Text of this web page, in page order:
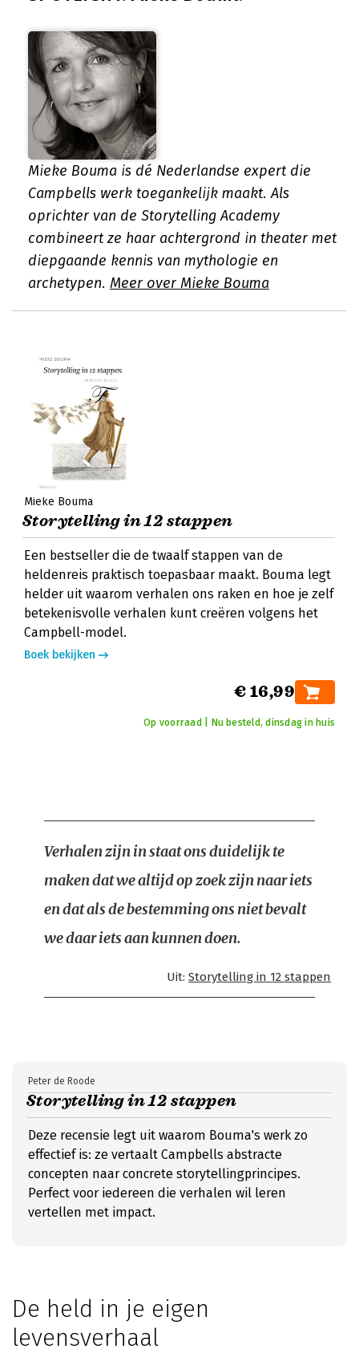
Mieke Bouma is dé Nederlandse expert die
Campbells werk toegankelijk maakt. Als
oprichter van de Storytelling Academy
combineert ze haar achtergrond in theater met
diepgaande kennis van mythologie en
archetypen. Meer over Mieke Bouma
Mieke Bouma
Storytelling in 12 stappen
Een bestseller die de twaalf stappen van de
heldenreis praktisch toepasbaar maakt. Bouma legt
helder uit waarom verhalen ons raken en hoe je zelf
betekenisvolle verhalen kunt creëren volgens het
Campbell-model.
Boek bekijken
€ 16,99
Op voorraad | Nu besteld, dinsdag in huis
Verhalen zijn in staat ons duidelijk te
maken dat we altijd op zoek zijn naar iets
en dat als de bestemming ons niet bevalt
we daar iets aan kunnen doen.
Uit: Storytelling in 12 stappen
Storytelling in 12 stappen
Peter de Roode
Deze recensie legt uit waarom Bouma's werk zo
effectief is: ze vertaalt Campbells abstracte
concepten naar concrete storytellingprincipes.
Perfect voor iedereen die verhalen wil leren
vertellen met impact.
De held in je eigen
levensverhaal